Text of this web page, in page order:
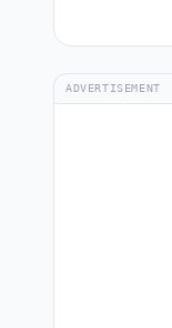
ADVERTISEMENT